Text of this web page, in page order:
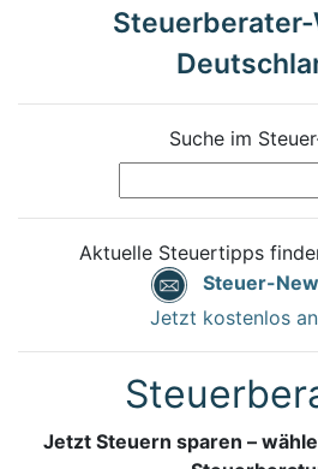
Suche im
Aktuelle Steuertipps
Steuer-
Jetzt kostenlos
Jetzt Steuern sparen –